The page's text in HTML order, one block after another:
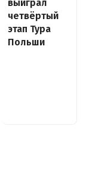
выиграл
четвёртый
этап Тура
Польши